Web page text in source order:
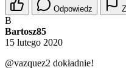
Odpowiedz
B
Bartosz85
15 lutego 2020
@vazquez2 dokładnie!